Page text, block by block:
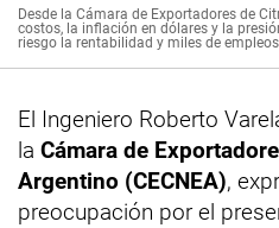
Desde la Cámara de Exportadores de
costos, la inflación en dólares y la
riesgo la rentabilidad y miles de empleos
El Ingeniero Roberto
la Cámara de
Argentino (CECNEA),
preocupación por el